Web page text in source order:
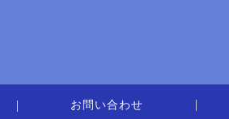
お問い合わせ